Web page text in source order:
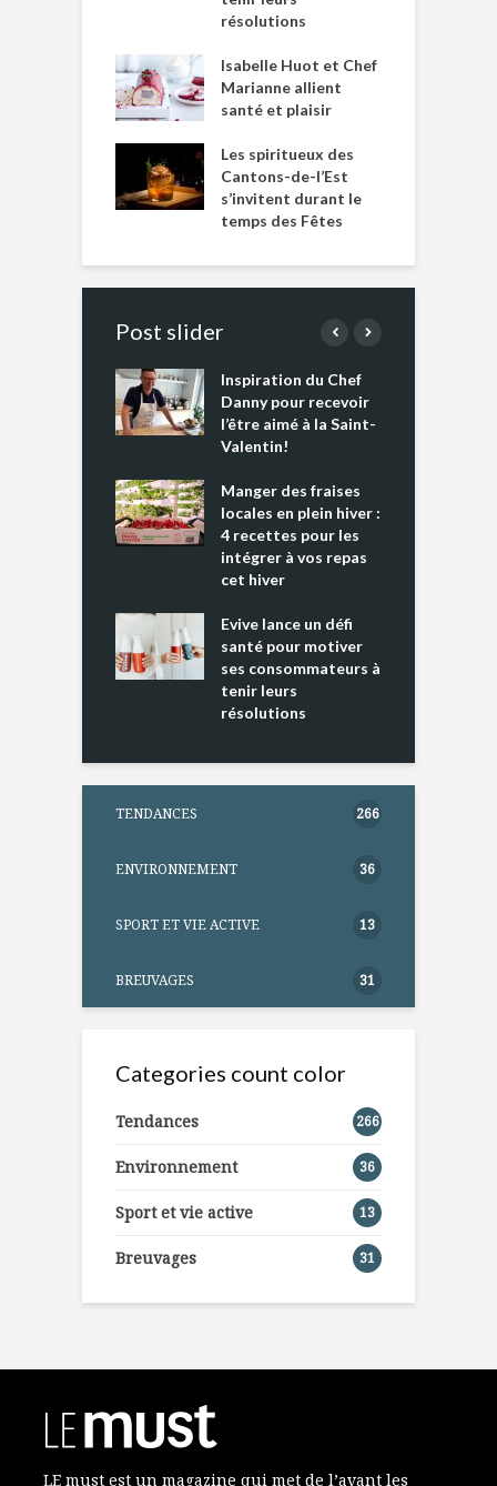
résolutions
Isabelle Huot et Chef
Marianne allient
santé et plaisir
Les spiritueux des
Cantons-de-l’Est
s’invitent durant le
temps des Fêtes
Post slider
Inspiration du Chef
Danny pour recevoir
l’être aimé à la Saint-
Valentin!
Manger des fraises
locales en plein hiver :
4 recettes pour les
intégrer à vos repas
cet hiver
Evive lance un défi
santé pour motiver
ses consommateurs à
tenir leurs
résolutions
TENDANCES 266
ENVIRONNEMENT 36
SPORT ET VIE ACTIVE 13
BREUVAGES 31
Categories count color
Tendances 266
Environnement 36
Sport et vie active 13
Breuvages 31
LE must est un magazine qui met de l’avant les